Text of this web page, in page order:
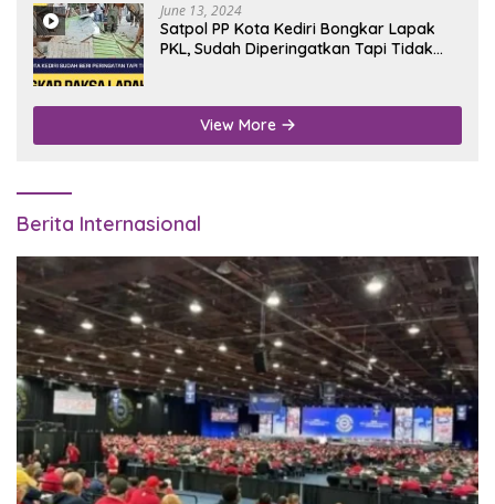
June 13, 2024
Satpol PP Kota Kediri Bongkar Lapak
PKL, Sudah Diperingatkan Tapi Tidak
View More
Berita Internasional